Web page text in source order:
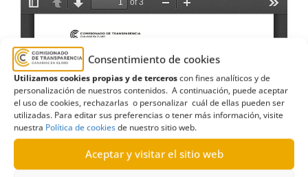
Consentimiento de cookies
Utilizamos cookies propias y de terceroscon fines analíticos y de
personalización de nuestros contenidos. A continuación, puede aceptar
el uso de cookies, rechazarlas o personalizar cuál de ellas pueden ser
utilizadas. Para editar sus preferencias o tener más información, visite
nuestra Política de cookiesde nuestro sitio web.
Aceptar y visitar el sitio web